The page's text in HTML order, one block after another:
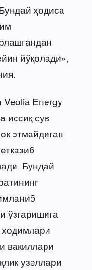
ҳодиса
йўқолади»,
Energy
иссиқ сув
этмайдиган
Бундай
ўзгаришига
вакиллари
узеллари